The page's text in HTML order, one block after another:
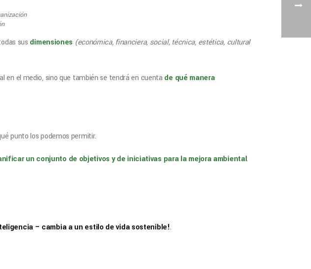
sus dimensiones (económica, financiera, social, técnica, estética, cultural
en el medio, sino que también se tendrá en cuentade qué manera
punto los podemos permitir.
un conjunto de objetivos y de iniciativas para la mejora ambiental.
– cambia a un estilo de vida sostenible!.